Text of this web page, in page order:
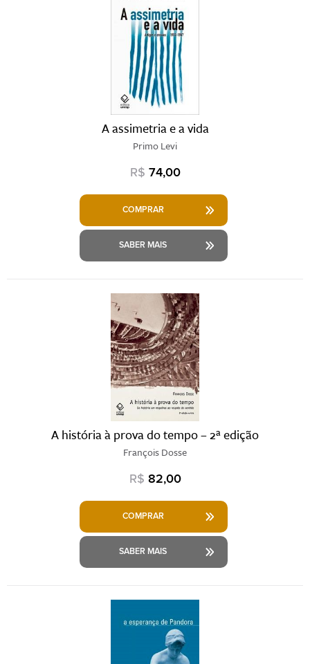
A assimetria e a vida
Primo Levi
R$ 74,00
COMPRAR
SABER MAIS
A história à prova do tempo – 2ª edição
François Dosse
R$ 82,00
COMPRAR
SABER MAIS